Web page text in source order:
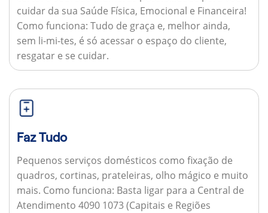
cuidar da sua Saúde Física, Emocional e Financeira!
Como funciona: Tudo de graça e, melhor ainda,
sem li-mi-tes, é só acessar o espaço do cliente,
resgatar e se cuidar.
Faz Tudo
Pequenos serviços domésticos como fixação de
quadros, cortinas, prateleiras, olho mágico e muito
mais. Como funciona: Basta ligar para a Central de
Atendimento 4090 1073 (Capitais e Regiões